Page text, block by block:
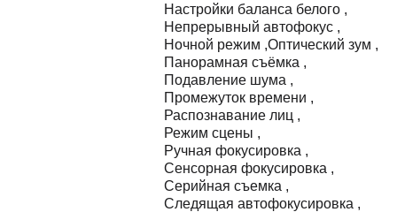
Настройки баланса белого ,
Непрерывный автофокус ,
Ночной режим ,Оптический зум ,
Панорамная съёмка ,
Подавление шума ,
Промежуток времени ,
Распознавание лиц ,
Режим сцены ,
Ручная фокусировка ,
Сенсорная фокусировка ,
Серийная съемка ,
Следящая автофокусировка ,